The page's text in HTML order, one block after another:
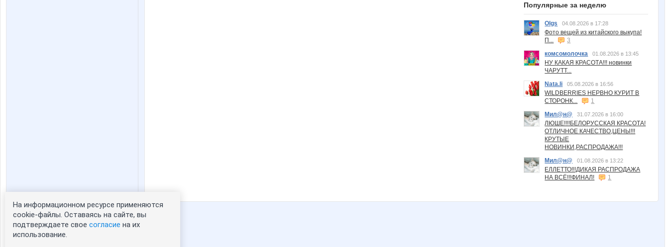
Статистика портрета:
сейчас просматривают портрет - 0
зарегистрированные пользователи
Популярные за неделю
Olgs 04.08.2026 в 17:28
Фото вещей из китайского выкупа!
П...
3
комсомолочка
01.08.2026 в 13:45
НУ КАКАЯ КРАСОТА!!! новинки
ЧАРУТТ...
Nata.li
05.08.2026 в 16:56
WILDBERRIES НЕРВНО КУРИТ В
СТОРОНК...
1
Мил@н@
31.07.2026 в 16:00
ЛЮШЕ!!!!БЕЛОРУССКАЯ КРАСОТА!
ОТЛИЧНОЕ КАЧЕСТВО,ЦЕНЫ!!!
КРУТЫЕ
НОВИНКИ,РАСПРОДАЖА!!!
Мил@н@
01.08.2026 в 13:22
ЕЛЛЕТТО!!!ДИКАЯ РАСПРОДАЖА
НА ВСЁ!!!ФИНАЛ!
1
На информационном ресурсе применяются
cookie-файлы. Оставаясь на сайте, вы
подтверждаете свое согласие на их
использование.